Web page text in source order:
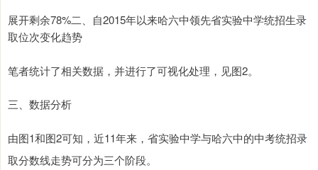
展开剩余78%二、自2015年以来哈六中领先省实验中学统招生录
取位次变化趋势
笔者统计了相关数据，并进行了可视化处理，见图2。
三、数据分析
由图1和图2可知，近11年来，省实验中学与哈六中的中考统招录
取分数线走势可分为三个阶段。